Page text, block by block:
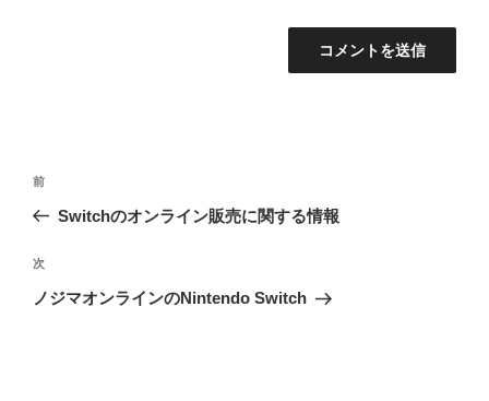
投
ビ
ゲ
前
の
稿
前
Switchのオンライン販売に関する情報
次
の
次
ノジマオンラインのNintendo Switch